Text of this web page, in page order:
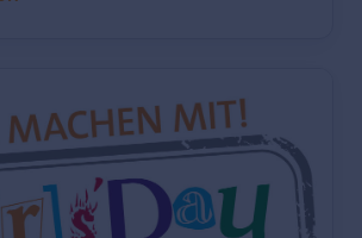
und Teilnehmer im Herbst die